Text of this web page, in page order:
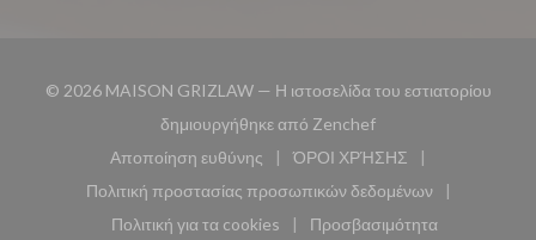
© 2026 MAISON GRIZLAW — Η ιστοσελίδα του εστιατορίου
δημιουργήθηκε από Zenchef((ανοίγει σε νέο
Αποποίηση ευθύνης
((ανοίγει σε νέο παράθυρο))
ΌΡΟΙ ΧΡΉΣΗΣ
((ανοίγει σε νέο
Πολιτική προστασίας προσωπικών δεδομένων
((ανοίγει σε νέο παράθυρο))
Πολιτική για τα cookies
Προσβασιμότητα